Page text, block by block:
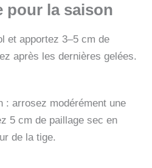
pour la saison
et apportez 3–5 cm de
après les dernières gelées.
: arrosez modérément une
5 cm de paillage sec en
de la tige.